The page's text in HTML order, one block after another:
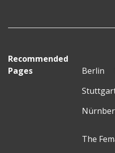
Recommended
Pages
Berlin
The